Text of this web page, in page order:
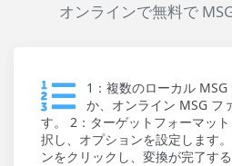
オンラインで無料で
1：複数のローカル
か、オンライン MSG フ
す。 2：ターゲットフォーマッ
択し、オプションを設定します
ンをクリックし、変換が完了する